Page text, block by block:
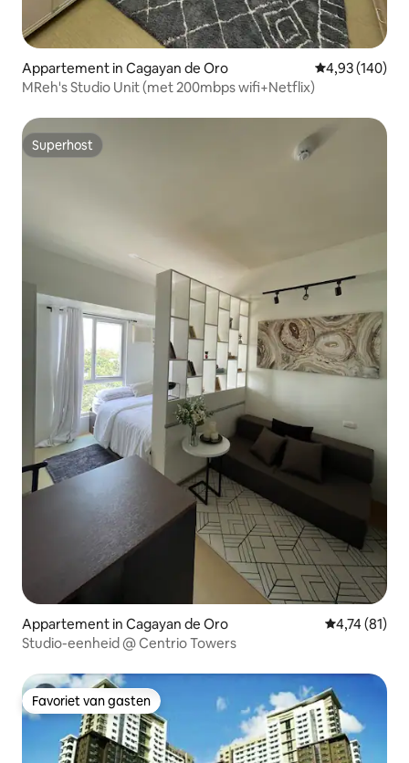
Appartement in Cagayan de Oro Gemiddelde
4,93 (140)
MReh's Studio Unit (met 200mbps wifi+Netflix)
Superhost
Superhost
Appartement in Cagayan de Oro Gemiddelde
4,74 (81)
Studio-eenheid @ Centrio Towers
Favoriet van gasten
Favoriet van gasten